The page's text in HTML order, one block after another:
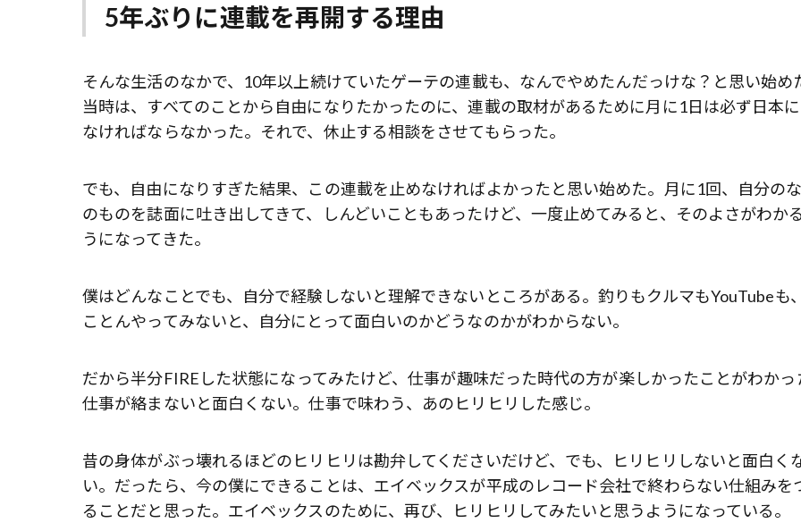
5年ぶりに連載を再開する理由
そんな生活のなかで、10年以上続けていたゲーテの連載も、なんでやめたんだっけな？と思い始め
当時は、すべてのことから自由になりたかったのに、連載の取材があるために月に1日は必ず日本
なければならなかった。それで、休止する相談をさせてもらった。
でも、自由になりすぎた結果、この連載を止めなければよかったと思い始めた。月に1回、自分の
のものを誌面に吐き出してきて、しんどいこともあったけど、一度止めてみると、そのよさがわか
うになってきた。
僕はどんなことでも、自分で経験しないと理解できないところがある。釣りもクルマもYouTubeも
ことんやってみないと、自分にとって面白いのかどうなのかがわからない。
だから半分FIREした状態になってみたけど、仕事が趣味だった時代の方が楽しかったことがわかっ
仕事が絡まないと面白くない。仕事で味わう、あのヒリヒリした感じ。
昔の身体がぶっ壊れるほどのヒリヒリは勘弁してくださいだけど、でも、ヒリヒリしないと面白く
い。だったら、今の僕にできることは、エイベックスが平成のレコード会社で終わらない仕組みを
ることだと思った。エイベックスのために、再び、ヒリヒリしてみたいと思うようになっている。